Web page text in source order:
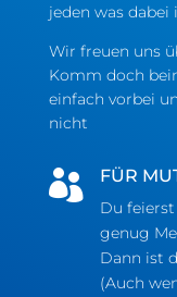
jeden was dabei
Wir freuen uns
Komm doch
einfach vorbei
nicht
 FÜR
Du
genug
Dann ist
(Auch